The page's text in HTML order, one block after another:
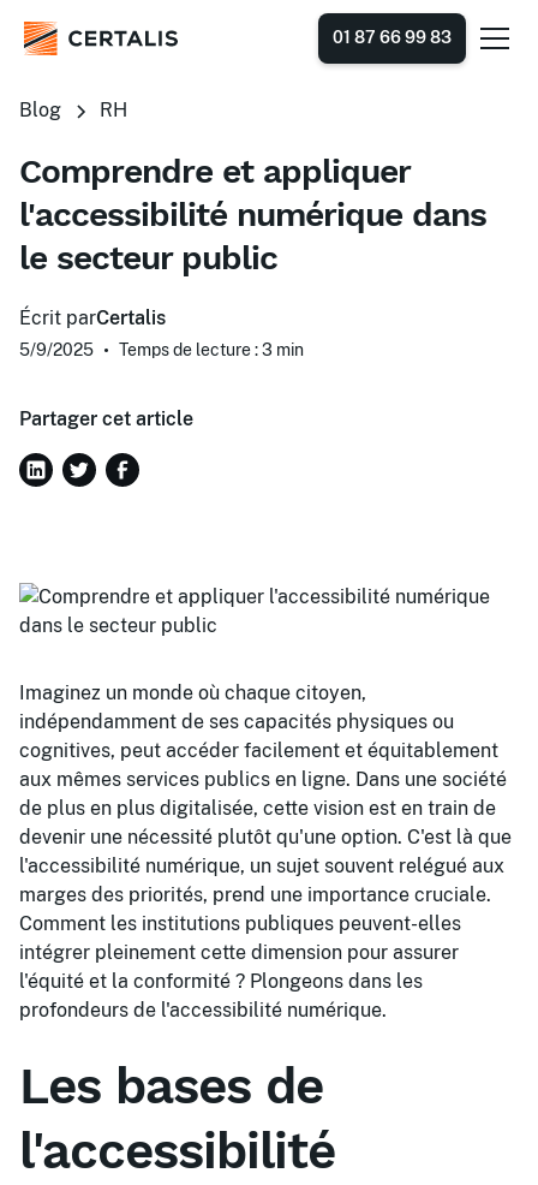
01 87 66 99 83
Blog RH
Comprendre et appliquer
l'accessibilité numérique dans
le secteur public
Écrit parCertalis
5/9/2025 • Temps de lecture : 3 min
Partager cet article
Imaginez un monde où chaque citoyen,
indépendamment de ses capacités physiques ou
cognitives, peut accéder facilement et équitablement
aux mêmes services publics en ligne. Dans une société
de plus en plus digitalisée, cette vision est en train de
devenir une nécessité plutôt qu'une option. C'est là que
l'accessibilité numérique, un sujet souvent relégué aux
marges des priorités, prend une importance cruciale.
Comment les institutions publiques peuvent-elles
intégrer pleinement cette dimension pour assurer
l'équité et la conformité ? Plongeons dans les
profondeurs de l'accessibilité numérique.
Les bases de
l'accessibilité